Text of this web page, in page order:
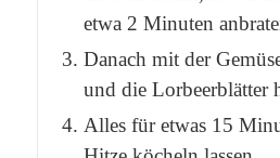
etwa 2 Minuten
Danach mit der
und die Lorbeerblätter
Alles für etwas 15